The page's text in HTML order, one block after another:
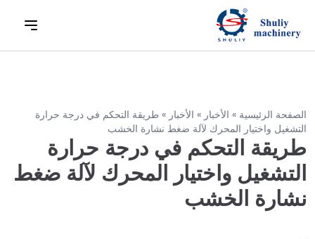
الصفحة الرئيسية » الأخبار » الأخبار » طريقة التحكم في درجة حرارة
التشغيل واختيار المحرك لآلة ضغط نشارة الخشب
طريقة التحكم في درجة حرارة
التشغيل واختيار المحرك لآلة ضغط
نشارة الخشب